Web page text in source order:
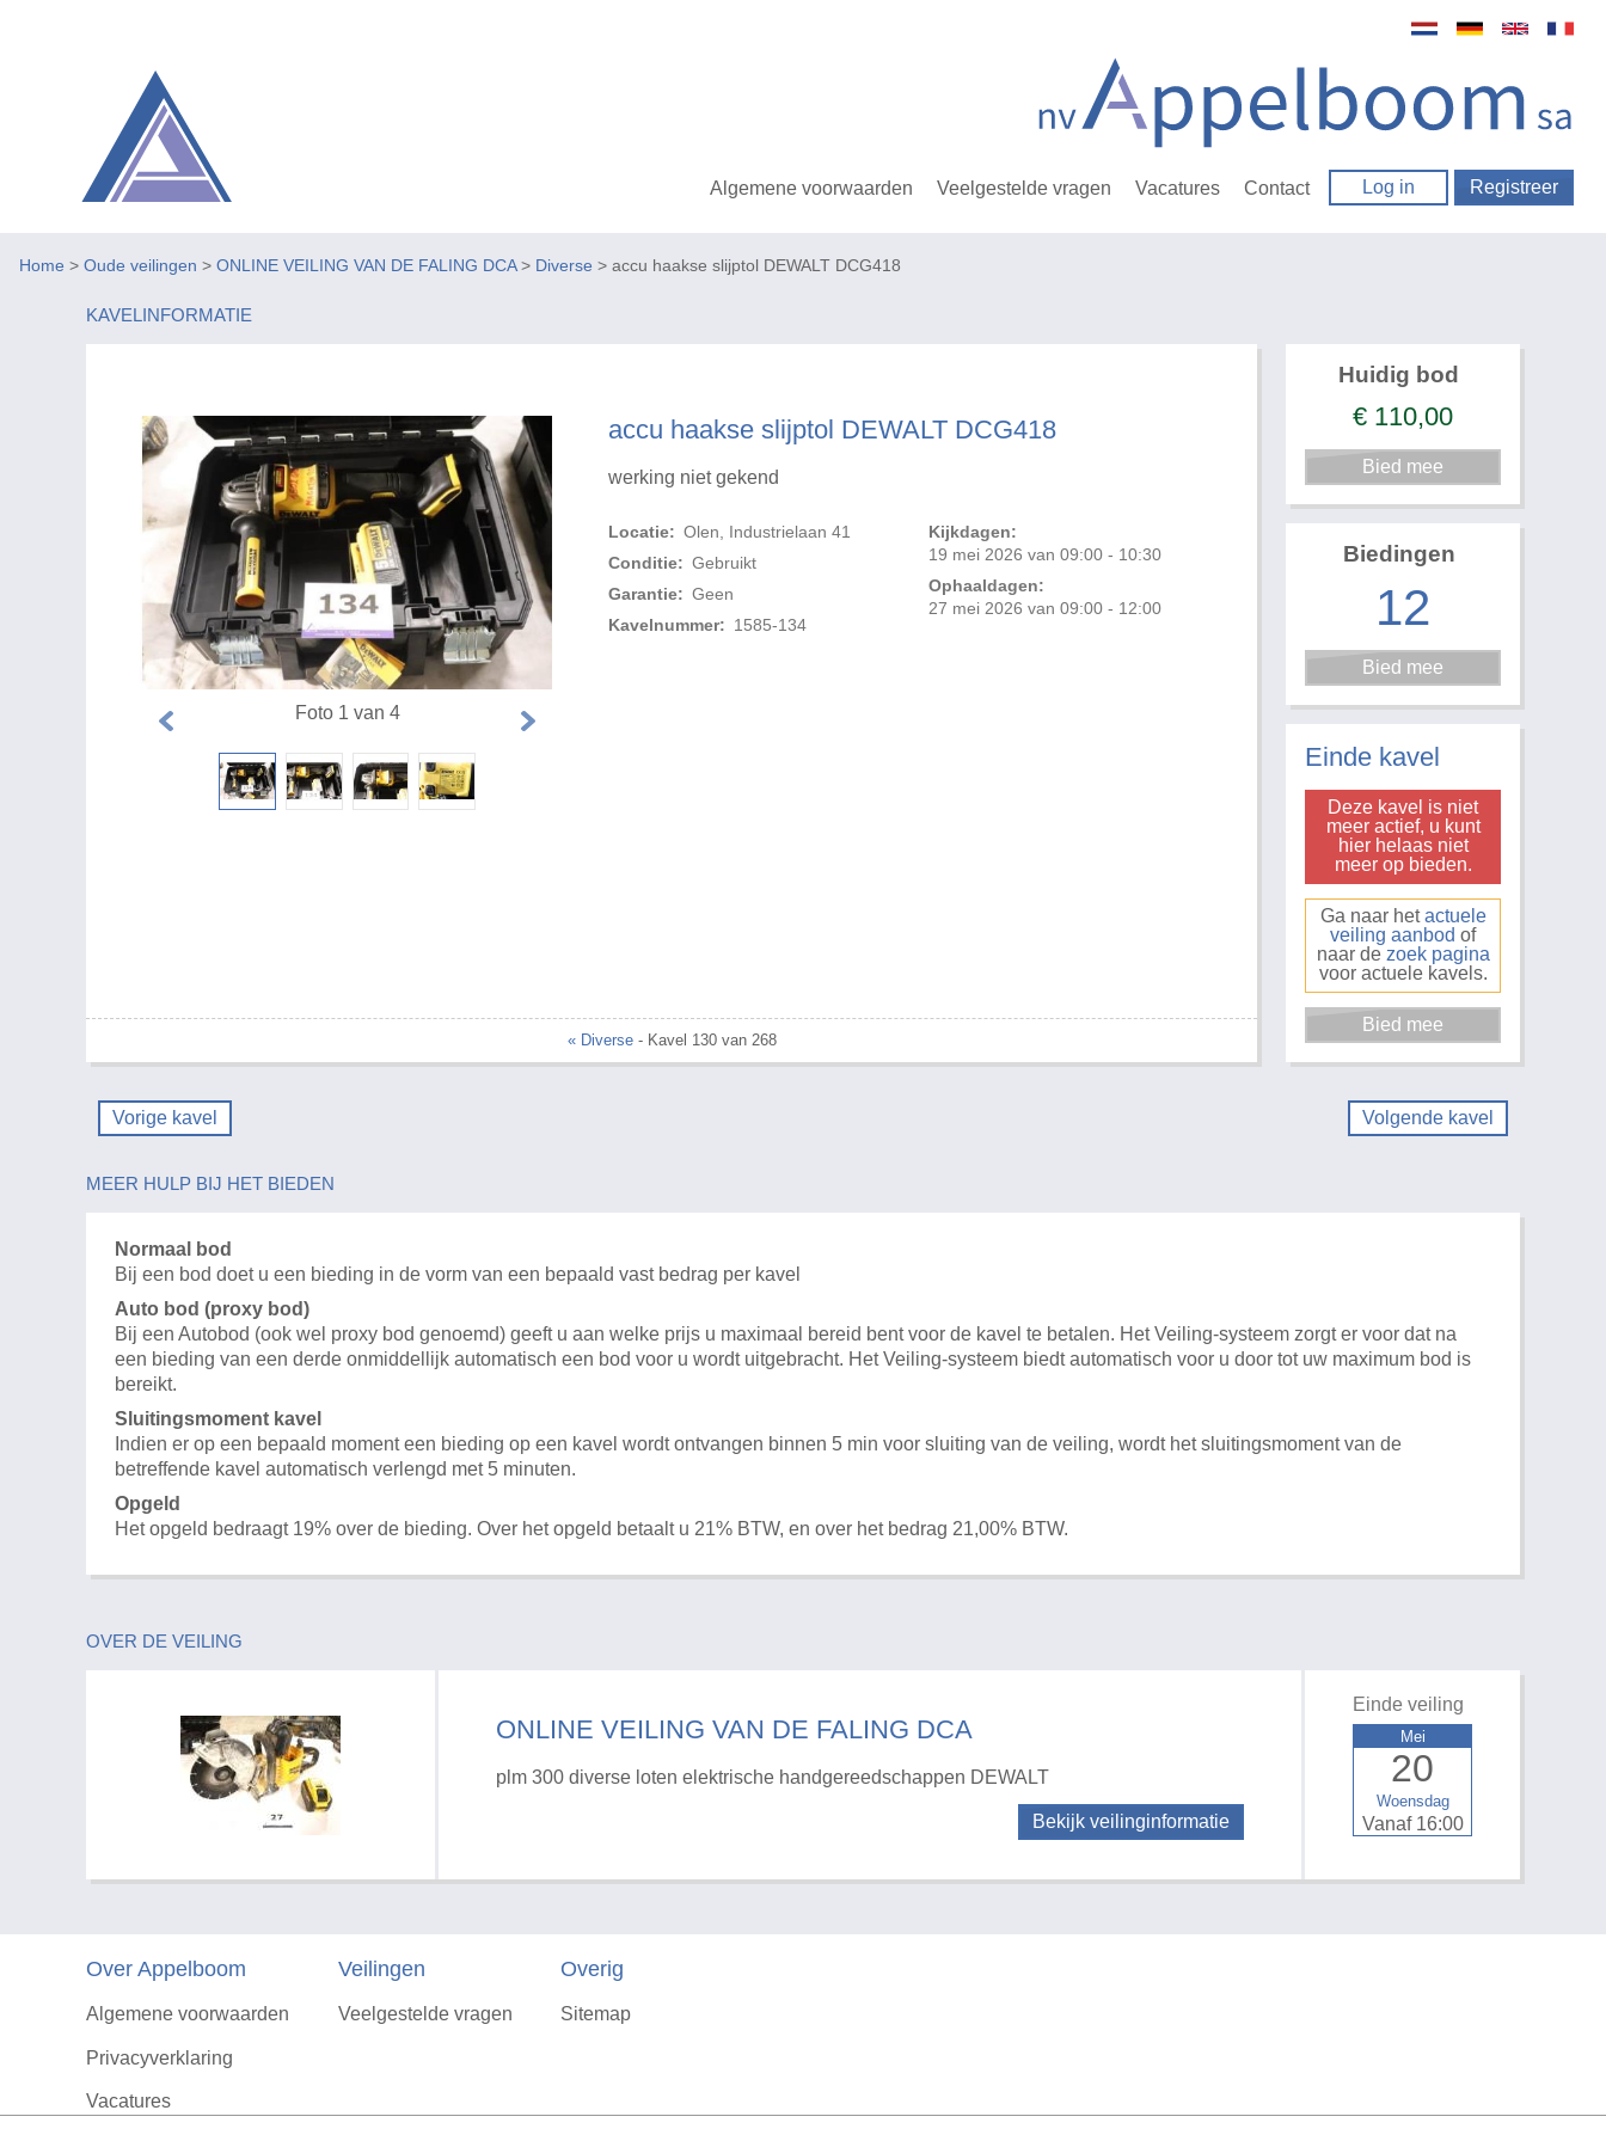
Algemene voorwaarden Veelgestelde vragen Vacatures Contact Log in Registreer
Home > Oude veilingen > ONLINE VEILING VAN DE FALING DCA> Diverse > accu haakse slijptol DEWALT DCG418
KAVELINFORMATIE
accu haakse slijptol DEWALT DCG418
werking niet gekend
Locatie: Olen, Industrielaan 41
Conditie: Gebruikt
Garantie: Geen
Kavelnummer: 1585-134
Kijkdagen:
19 mei 2026 van 09:00 - 10:30
Ophaaldagen:
27 mei 2026 van 09:00 - 12:00
Foto 1 van 4
« Diverse- Kavel 130 van 268
Huidig bod
€ 110,00
Biedingen
12
Einde kavel
Deze kavel is niet
meer actief, u kunt
hier helaas niet
meer op bieden.
Ga naar hetactuele
veiling aanbod of
naar de zoek pagina
voor actuele kavels.
Vorige kavel Volgende kavel
MEER HULP BIJ HET BIEDEN
Normaal bod
Bij een bod doet u een bieding in de vorm van een bepaald vast bedrag per kavel
Auto bod (proxy bod)
Bij een Autobod (ook wel proxy bod genoemd) geeft u aan welke prijs u maximaal bereid bent voor de kavel te betalen. Het Veiling-systeem zorgt er voor dat na
een bieding van een derde onmiddellijk automatisch een bod voor u wordt uitgebracht. Het Veiling-systeem biedt automatisch voor u door tot uw maximum bod is
bereikt.
Sluitingsmoment kavel
Indien er op een bepaald moment een bieding op een kavel wordt ontvangen binnen 5 min voor sluiting van de veiling, wordt het sluitingsmoment van de
betreffende kavel automatisch verlengd met 5 minuten.
Opgeld
Het opgeld bedraagt 19% over de bieding. Over het opgeld betaalt u 21% BTW, en over het bedrag 21,00% BTW.
OVER DE VEILING
ONLINE VEILING VAN DE FALING DCA
plm 300 diverse loten elektrische handgereedschappen DEWALT
Bekijk veilinginformatie
Einde veiling
Woensdag
20
Mei
Vanaf 16:00
Over Appelboom
Algemene voorwaarden
Privacyverklaring
Vacatures
Veilingen
Veelgestelde vragen
Overig
Sitemap